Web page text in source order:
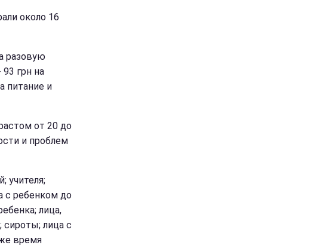
около 16
разовую
грн на
питание и
от 20 до
и проблем
учителя;
с ребенком до
лица,
лица с
время